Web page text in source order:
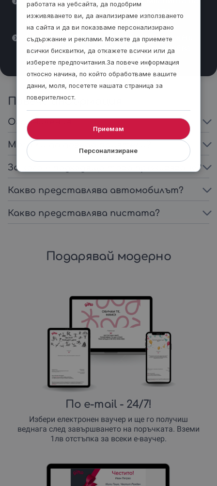
лицензиран и опитен професионален
инструктор по спортно шофиране.
Ако имаш собствена екипировка, можеш
да я използваш, но преди това тя трябва
да бъде одобрена на рецепция.
Повече информация
Ограничения
Мога ли да доведа приятели?
За кого е подходящо това преживяване?
Какво представлява автомобилът?
Какво представлява пистата?
Подарявай модерно
По e-mail- 24/7!
Избери електронен ваучер и ще го получиш
веднага след завършването на поръчката. Вземи
1лв отстъпка за всеки е-ваучер.
работата на уебсайта, да подобрим
изживяването ви, да анализираме използването
на сайта и да ви показваме персонализирано
съдържание и реклами. Можете да приемете
всички бисквитки, да откажете всички или да
изберете предпочитания.За повече информация
относно начина, по който обработваме вашите
данни, моля, посетете нашата страница за
поверителност.
Персонализиране
Приемам